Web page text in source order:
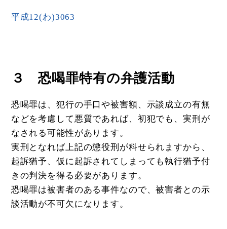
平成12(わ)3063
３ 恐喝罪特有の弁護活動
恐喝罪は、犯行の手口や被害額、示談成立の有無
などを考慮して悪質であれば、初犯でも、実刑が
なされる可能性があります。
実刑となれば上記の懲役刑が科せられますから、
起訴猶予、仮に起訴されてしまっても執行猶予付
きの判決を得る必要があります。
恐喝罪は被害者のある事件なので、被害者との示
談活動が不可欠になります。